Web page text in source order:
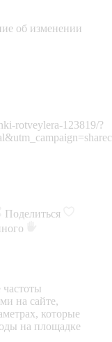
об изменении
rotveylera-123819/?
Поделиться
на сайте,
которые
на площадке